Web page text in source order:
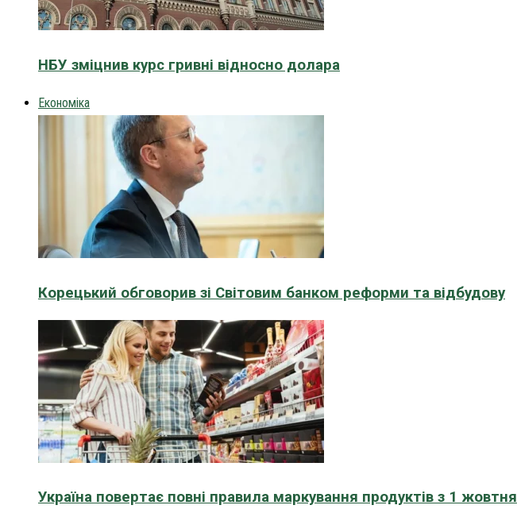
НБУ зміцнив курс гривні відносно долара
Економіка
Корецький обговорив зі Світовим банком реформи та відбудову
Україна повертає повні правила маркування продуктів з 1 жовтня